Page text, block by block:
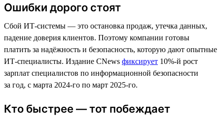
Ошибки дорого стоят
Сбой ИТ-системы — это остановка продаж, утечка данных,
падение доверия клиентов. Поэтому компании готовы
платить за надёжность и безопасность, которую дают опытные
ИТ-специалисты. Издание CNews фиксирует 10%-й рост
зарплат специалистов по информационной безопасности
за год, с марта 2024-го по март 2025-го.
Кто быстрее — тот побеждает